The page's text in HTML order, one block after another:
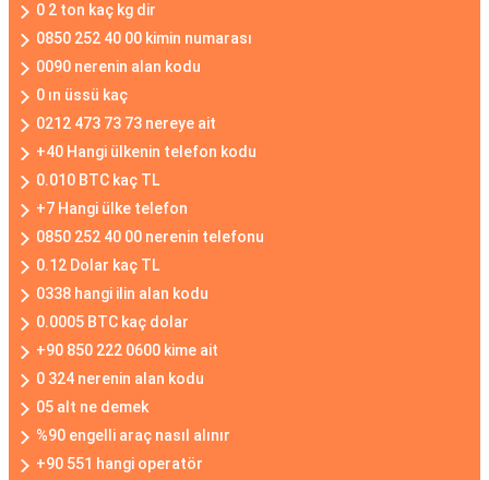
0 2 ton kaç kg dir
0850 252 40 00 kimin numarası
0090 nerenin alan kodu
0 ın üssü kaç
0212 473 73 73 nereye ait
+40 Hangi ülkenin telefon kodu
0.010 BTC kaç TL
+7 Hangi ülke telefon
0850 252 40 00 nerenin telefonu
0.12 Dolar kaç TL
0338 hangi ilin alan kodu
0.0005 BTC kaç dolar
+90 850 222 0600 kime ait
0 324 nerenin alan kodu
05 alt ne demek
%90 engelli araç nasıl alınır
+90 551 hangi operatör